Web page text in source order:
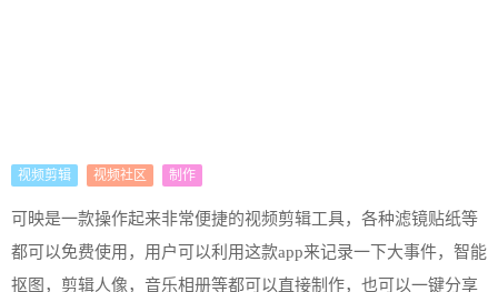
视频剪辑 视频社区 制作
可映是一款操作起来非常便捷的视频剪辑工具，各种滤镜贴纸等
都可以免费使用，用户可以利用这款app来记录一下大事件，智能
抠图，剪辑人像，音乐相册等都可以直接制作，也可以一键分享